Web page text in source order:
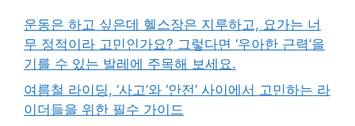
운동은 하고 싶은데 헬스장은 지루하고, 요가는 너
무 정적이라 고민인가요? 그렇다면 ‘우아한 근력’을
기를 수 있는 발레에 주목해 보세요.
여름철 라이딩, ‘사고’와 ‘안전’ 사이에서 고민하는 라
이더들을 위한 필수 가이드